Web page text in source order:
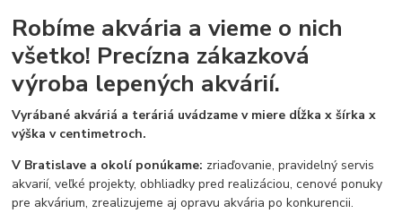
Robíme akvária a vieme o nich
všetko! Precízna zákazková
výroba lepených akvárií.
Vyrábané akváriá a teráriá uvádzame v miere dĺžka x šírka x
výška v centimetroch.
V Bratislave a okolí ponúkame: zriaďovanie, pravidelný servis
akvarií, veľké projekty, obhliadky pred realizáciou, cenové ponuky
pre akvárium, zrealizujeme aj opravu akvária po konkurencii.